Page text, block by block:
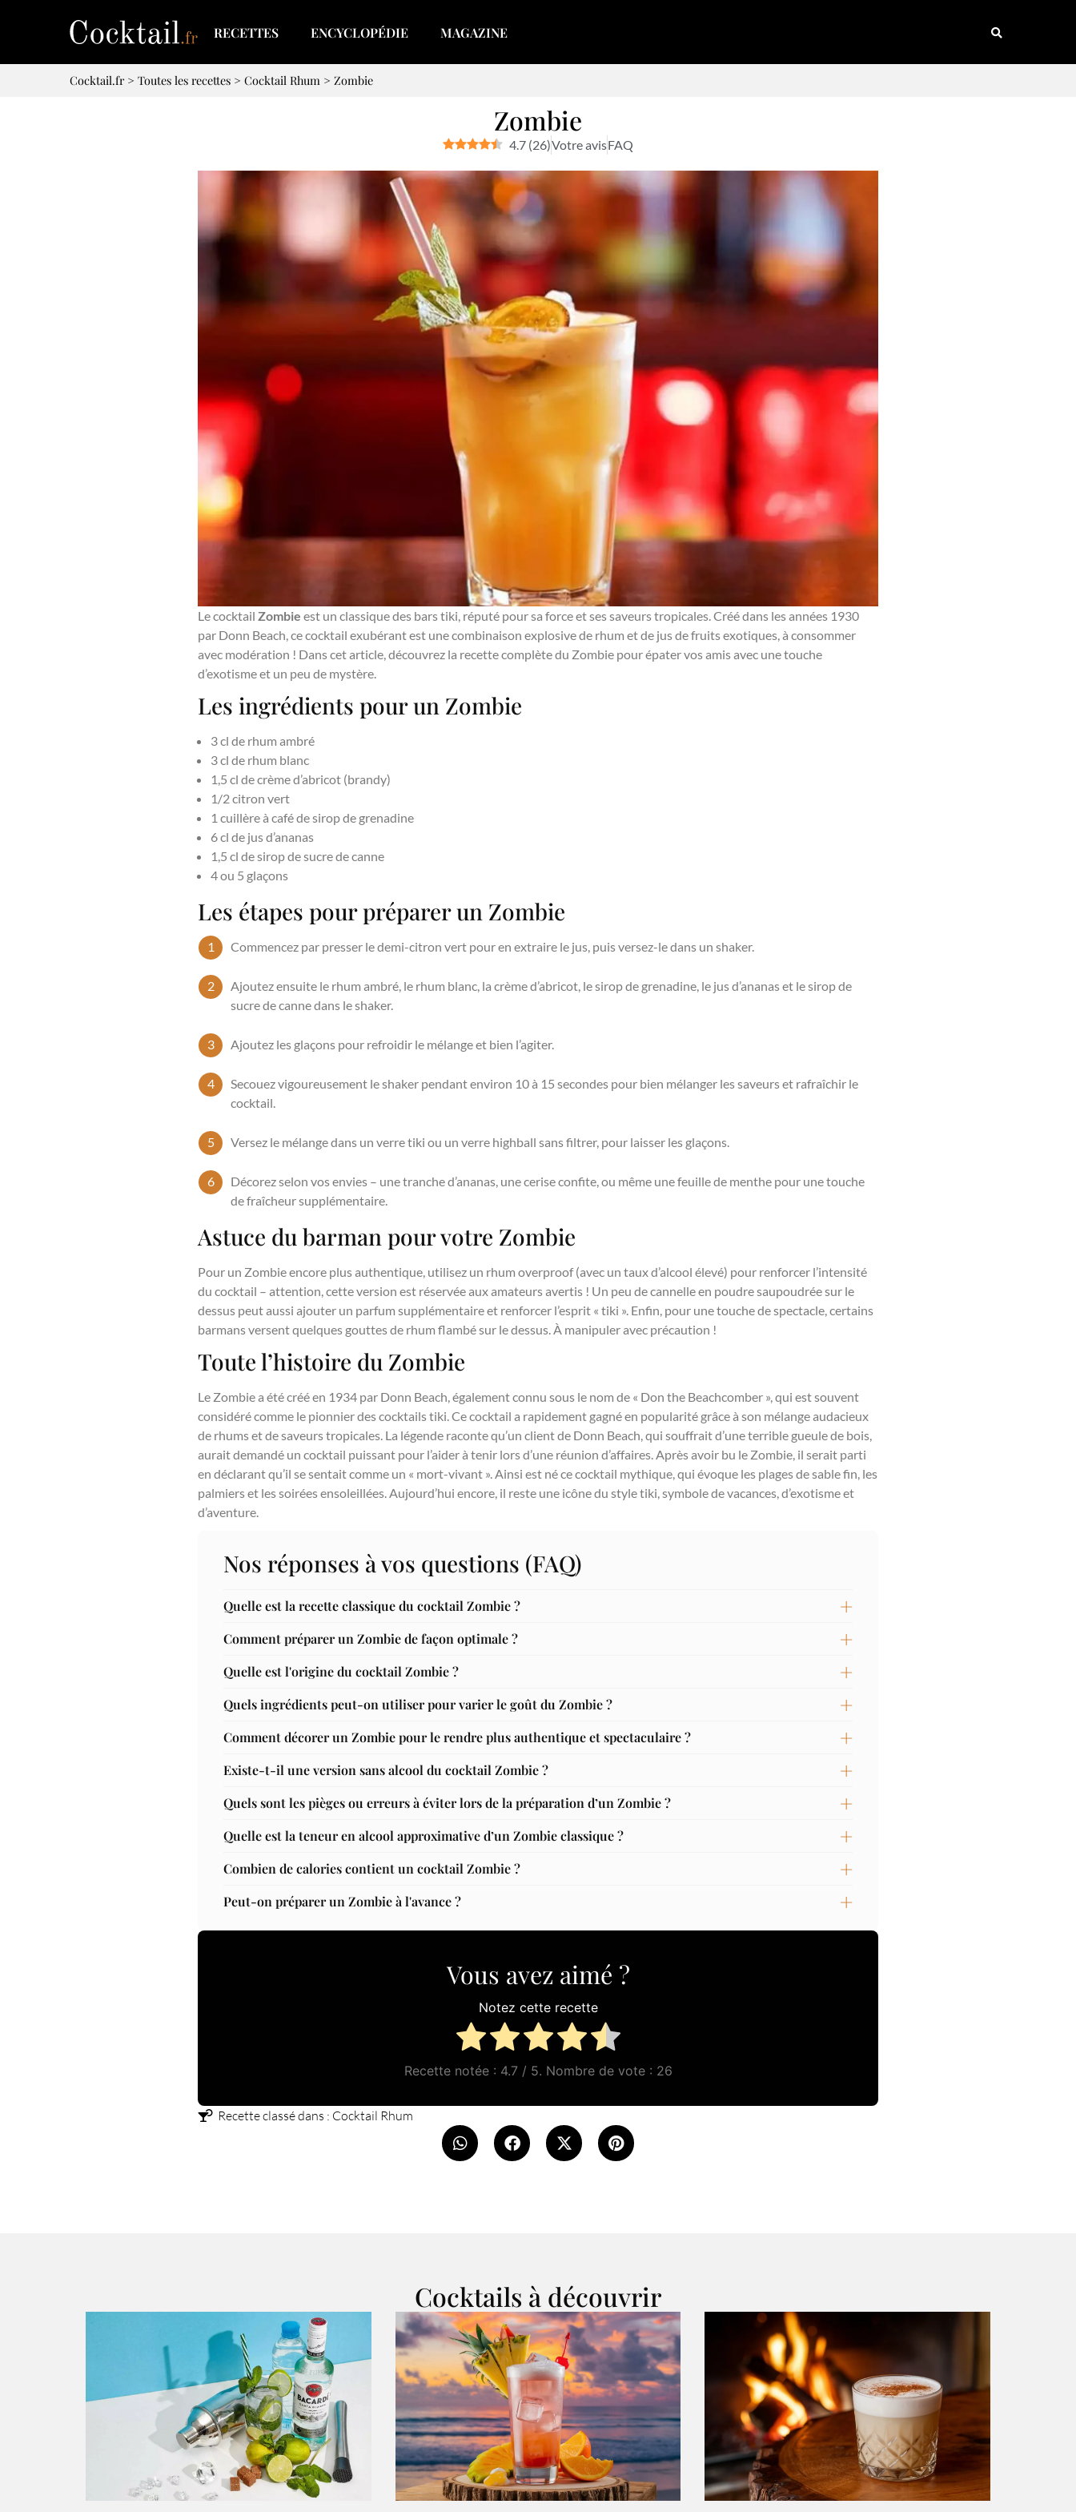
RECETTES ENCYCLOPÉDIE MAGAZINE
Cocktail.fr> Toutes les recettes > Cocktail Rhum > Zombie
Zombie
4.7 (26)Votre avisFAQ
Le cocktail Zombie est un classique des bars tiki, réputé pour sa force et ses saveurs tropicales. Créé dans les années 1930
par Donn Beach, ce cocktail exubérant est une combinaison explosive de rhum et de jus de fruits exotiques, à consommer
avec modération ! Dans cet article, découvrez la recette complète du Zombie pour épater vos amis avec une touche
d’exotisme et un peu de mystère.
Les ingrédients pour un Zombie
3 cl de rhum ambré
3 cl de rhum blanc
1,5 cl de crème d’abricot (brandy)
1/2 citron vert
1 cuillère à café de sirop de grenadine
6 cl de jus d’ananas
1,5 cl de sirop de sucre de canne
4 ou 5 glaçons
Les étapes pour préparer un Zombie
Commencez par presser le demi-citron vert pour en extraire le jus, puis versez-le dans un shaker.
Ajoutez ensuite le rhum ambré, le rhum blanc, la crème d’abricot, le sirop de grenadine, le jus d’ananas et le sirop de
sucre de canne dans le shaker.
Ajoutez les glaçons pour refroidir le mélange et bien l’agiter.
Secouez vigoureusement le shaker pendant environ 10 à 15 secondes pour bien mélanger les saveurs et rafraîchir le
cocktail.
Versez le mélange dans un verre tiki ou un verre highball sans filtrer, pour laisser les glaçons.
Décorez selon vos envies – une tranche d’ananas, une cerise confite, ou même une feuille de menthe pour une touche
de fraîcheur supplémentaire.
Astuce du barman pour votre Zombie
Pour un Zombie encore plus authentique, utilisez un rhum overproof (avec un taux d’alcool élevé) pour renforcer l’intensité
du cocktail – attention, cette version est réservée aux amateurs avertis ! Un peu de cannelle en poudre saupoudrée sur le
dessus peut aussi ajouter un parfum supplémentaire et renforcer l’esprit « tiki ». Enfin, pour une touche de spectacle, certains
barmans versent quelques gouttes de rhum flambé sur le dessus. À manipuler avec précaution !
Toute l’histoire du Zombie
Le Zombie a été créé en 1934 par Donn Beach, également connu sous le nom de « Don the Beachcomber », qui est souvent
considéré comme le pionnier des cocktails tiki. Ce cocktail a rapidement gagné en popularité grâce à son mélange audacieux
de rhums et de saveurs tropicales. La légende raconte qu’un client de Donn Beach, qui souffrait d’une terrible gueule de bois,
aurait demandé un cocktail puissant pour l’aider à tenir lors d’une réunion d’affaires. Après avoir bu le Zombie, il serait parti
en déclarant qu’il se sentait comme un « mort-vivant ». Ainsi est né ce cocktail mythique, qui évoque les plages de sable fin, les
palmiers et les soirées ensoleillées. Aujourd’hui encore, il reste une icône du style tiki, symbole de vacances, d’exotisme et
d’aventure.
Nos réponses à vos questions (FAQ)
Quelle est la recette classique du cocktail Zombie ?
Comment préparer un Zombie de façon optimale ?
Quelle est l'origine du cocktail Zombie ?
Quels ingrédients peut-on utiliser pour varier le goût du Zombie ?
Comment décorer un Zombie pour le rendre plus authentique et spectaculaire ?
Existe-t-il une version sans alcool du cocktail Zombie ?
Quels sont les pièges ou erreurs à éviter lors de la préparation d’un Zombie ?
Quelle est la teneur en alcool approximative d’un Zombie classique ?
Combien de calories contient un cocktail Zombie ?
Peut-on préparer un Zombie à l'avance ?
Vous avez aimé ?
Notez cette recette
Recette notée : 4.7/ 5. Nombre de vote : 26
Recette classé dans : Cocktail Rhum
Cocktails à découvrir